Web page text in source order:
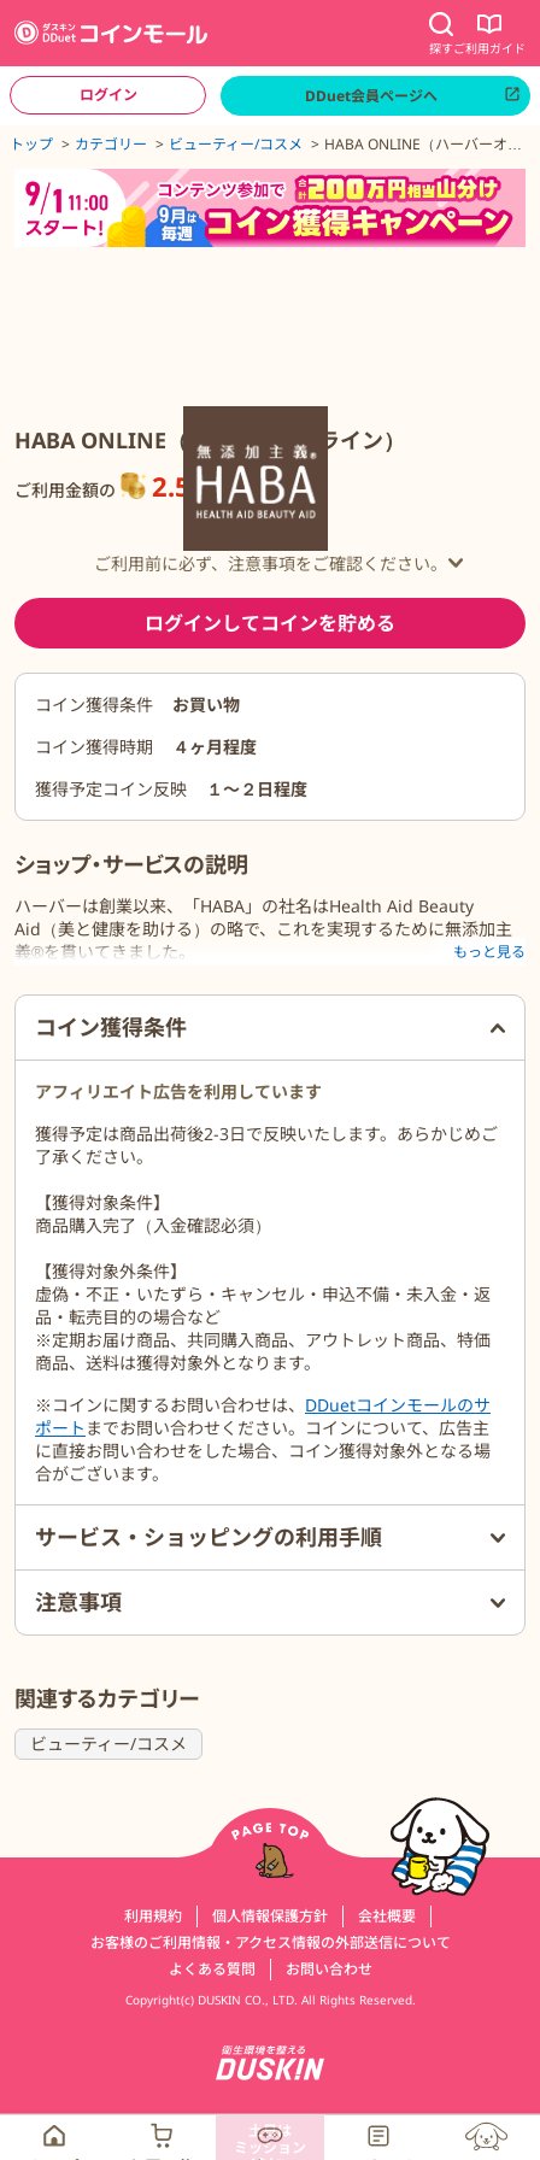
探すご利用ガイド
ログイン DDuet会員ページへ
土日は
ミッション
トップ カテゴリー ビューティー/コスメ
HABA ONLINE（ハーバーオン
HABA ONLINE（ハーバーオンライン）
ご利用金額の 2.5%還元
ご利用前に必ず、注意事項をご確認ください。
ログインしてコインを貯める
コイン獲得条件
お買い物
コイン獲得時期
４ヶ月程度
獲得予定コイン反映
１〜２日程度
ショップ・サービスの説明
ハーバーは創業以来、「HABA」の社名はHealth Aid Beauty
Aid（美と健康を助ける）の略で、これを実現するために無添加主
義®を貫いてきました。
います。
だからこそ、肌が必要としている分だけやさしさと品質にこだわっ
た成分を与え、その力を引き出すことを大切にしています。
＜HABAが守り続ける5つの無添加＞
加、鉱物油無添加、タール系色素は無添加です。
もっと見る
ご利用前に必ずお読みください
コイン獲得条件
アフィリエイト広告を利用しています
獲得予定は商品出荷後2-3日で反映いたします。あらかじめご
了承ください。
【獲得対象条件】
商品購入完了（入金確認必須）
【獲得対象外条件】
虚偽・不正・いたずら・キャンセル・申込不備・未入金・返
品・転売目的の場合など
※定期お届け商品、共同購入商品、アウトレット商品、特価
商品、送料は獲得対象外となります。
※コインに関するお問い合わせは、 DDuetコインモールのサ
ポート までお問い合わせください。コインについて、広告主
に直接お問い合わせをした場合、コイン獲得対象外となる場
合がございます。
サービス・ショッピングの利用手順
注意事項
関連するカテゴリー
ビューティー/コスメ
利用規約 個人情報保護方針
会社概要
お客様のご利用情報・アクセス情報の外部送信について
よくある質問
お問い合わせ
Copyright(c) DUSKIN CO., LTD. All Rights Reserved.
ジトップへ